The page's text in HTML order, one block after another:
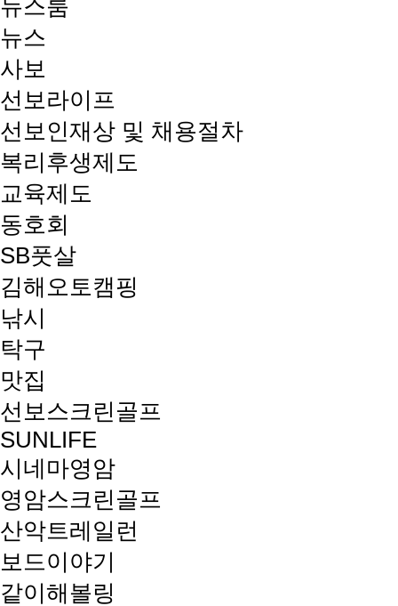
뉴스룸
뉴스
사보
선보라이프
선보인재상 및 채용절차
복리후생제도
교육제도
동호회
SB풋살
김해오토캠핑
낚시
탁구
맛집
선보스크린골프
SUNLIFE
시네마영암
영암스크린골프
산악트레일런
보드이야기
같이해볼링